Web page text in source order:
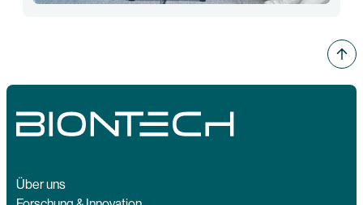
Über uns